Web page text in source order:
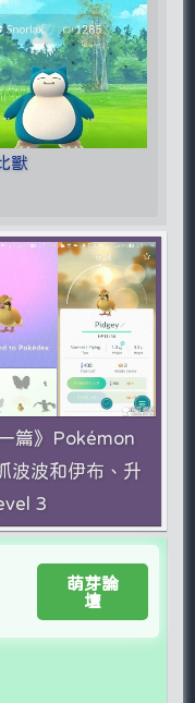
獸
一篇》Pokémon
波波和伊布、升
3
萌芽論
壇